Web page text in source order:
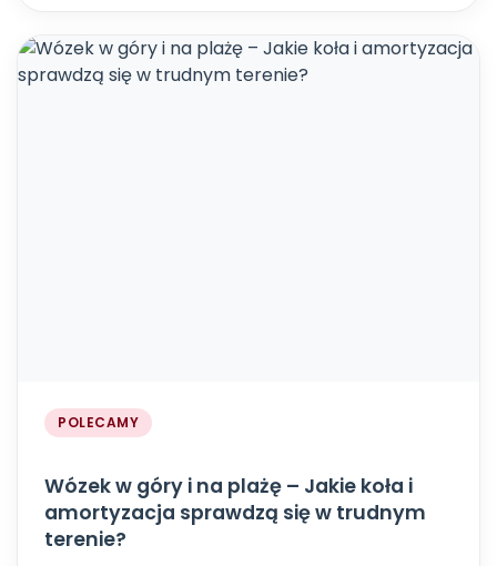
POLECAMY
Wózek w góry i na plażę – Jakie koła i
amortyzacja sprawdzą się w trudnym
terenie?